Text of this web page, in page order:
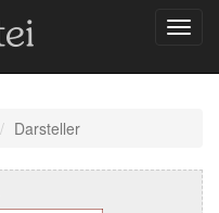
Darsteller